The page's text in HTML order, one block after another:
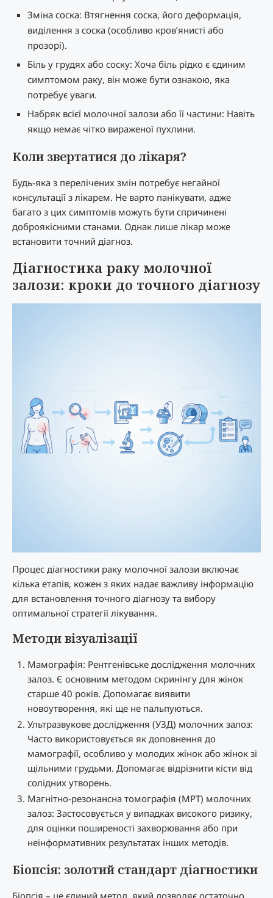
Зміна соска: Втягнення соска, його деформація,
виділення з соска (особливо кров’янисті або
прозорі).
Біль у грудях або соску: Хоча біль рідко є єдиним
симптомом раку, він може бути ознакою, яка
потребує уваги.
Набряк всієї молочної залози або її частини: Навіть
якщо немає чітко вираженої пухлини.
Коли звертатися до лікаря?
Будь-яка з перелічених змін потребує негайної
консультації з лікарем. Не варто панікувати, адже
багато з цих симптомів можуть бути спричинені
доброякісними станами. Однак лише лікар може
встановити точний діагноз.
Діагностика раку молочної
залози: кроки до точного діагнозу
Процес діагностики раку молочної залози включає
кілька етапів, кожен з яких надає важливу інформацію
для встановлення точного діагнозу та вибору
оптимальної стратегії лікування.
Методи візуалізації
Мамографія: Рентгенівське дослідження молочних
залоз. Є основним методом скринінгу для жінок
старше 40 років. Допомагає виявити
новоутворення, які ще не пальпуються.
Ультразвукове дослідження (УЗД) молочних залоз:
Часто використовується як доповнення до
мамографії, особливо у молодих жінок або жінок зі
щільними грудьми. Допомагає відрізнити кісти від
солідних утворень.
Магнітно-резонансна томографія (МРТ) молочних
залоз: Застосовується у випадках високого ризику,
для оцінки поширеності захворювання або при
неінформативних результатах інших методів.
Біопсія: золотий стандарт діагностики
Біопсія – це єдиний метод, який дозволяє остаточно